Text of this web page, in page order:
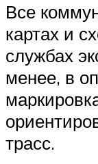
Все
картах и
службах
менее, в
трасс.